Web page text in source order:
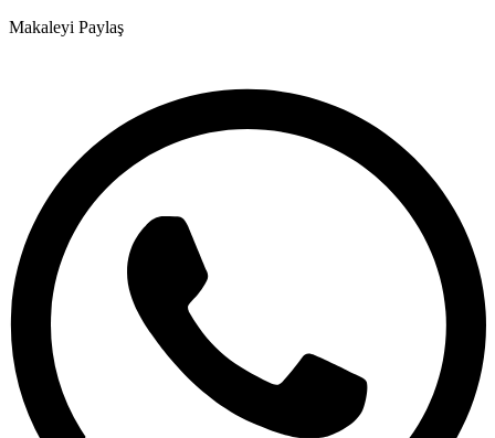
Makaleyi Paylaş